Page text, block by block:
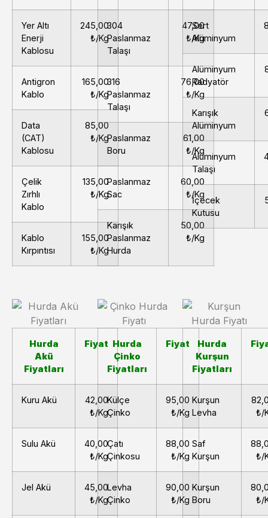
Yer Altı
Enerji
Kablosu
245,00
₺/Kg
Antigron
Kablo
165,00
₺/Kg
Data
(CAT)
Kablosu
85,00
₺/Kg
Çelik
Zırhlı
Kablo
135,00
₺/Kg
Kablo
Kırpıntısı
155,00
₺/Kg
304
Paslanmaz
Talaşı
47,00
₺/Kg
316
Paslanmaz
Talaşı
76,00
₺/Kg
Paslanmaz
Boru
61,00
₺/Kg
Paslanmaz
Sac
60,00
₺/Kg
Karışık
Paslanmaz
Hurda
50,00
₺/Kg
Sert
Alüminyum
Alüminyum
Radyatör
Karışık
Alüminyum
Alüminyum
Talaşı
İçecek
Kutusu
Hurda
Akü
Fiyatları
Fiyat
Kuru Akü
42,00
₺/Kg
Sulu Akü
40,00
₺/Kg
Jel Akü
45,00
₺/Kg
Hurda
Çinko
Fiyatları
Fiyat
Külçe
Çinko
95,00
₺/Kg
Çatı
Çinkosu
88,00
₺/Kg
Levha
Çinko
90,00
₺/Kg
Hurda
Kurşun
Fiyatları
Kurşun
Levha
₺/
Saf
Kurşun
₺/
Kurşun
Boru
₺/